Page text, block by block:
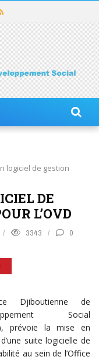
logiciel de gestion
DE
L’OVD
3343 0
Djiboutienne de
Social
prévoie la mise en
suite logicielle de
au sein de l’Office